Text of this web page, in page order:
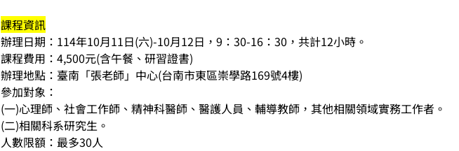
課程資訊
辦理日期：114年10月11日(六)-10月12日，9：30-16：30，共計12小時。
課程費用：4,500元(含午餐、研習證書)
辦理地點：臺南「張老師」中心(台南市東區崇學路169號4樓)
參加對象：
(一)心理師、社會工作師、精神科醫師、醫護人員、輔導教師，其他相關領域實務工作者。
(二)相關科系研究生。
人數限額：最多30人